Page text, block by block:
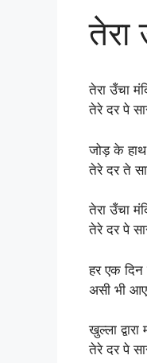
तेरा
तेरा उँचा
तेरे दर पे
जोड़ के
तेरे दर ते
तेरा उँचा
तेरे दर पे
हर एक दिन
असी भी
खुल्ला
तेरे दर पे